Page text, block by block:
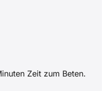
Zeit zum Beten.